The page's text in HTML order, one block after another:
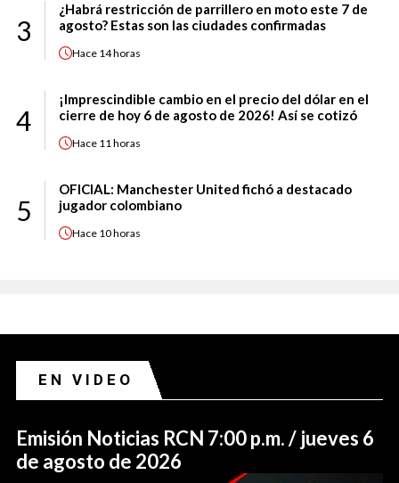
3
¿Habrá restricción de parrillero en moto este 7 de
agosto? Estas son las ciudades confirmadas
Hace 14 horas
4
¡Imprescindible cambio en el precio del dólar en el
cierre de hoy 6 de agosto de 2026! Así se cotizó
Hace 11 horas
5
OFICIAL: Manchester United fichó a destacado
jugador colombiano
Hace 10 horas
EN VIDEO
Emisión Noticias RCN 7:00 p.m. / jueves 6
de agosto de 2026